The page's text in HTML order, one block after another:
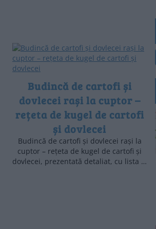
Budincă de cartofi și
dovlecei rași la cuptor –
rețeta de kugel de cartofi
și dovlecei
Budincă de cartofi și dovlecei rași la
cuptor – rețeta de kugel de cartofi și
dovlecei, prezentată detaliat, cu lista …